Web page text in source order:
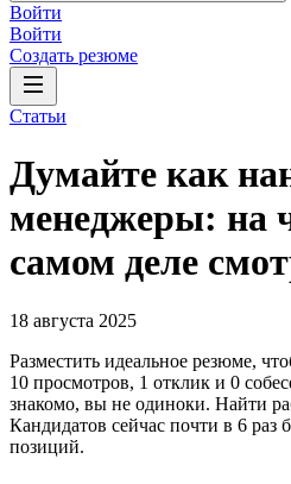
Войти
Войти
Создать резюме
Статьи
Думайте как
менеджеры: на
самом деле
18 августа 2025
Разместить идеальное резюме,
10 просмотров, 1 отклик и 0
знакомо, вы не одиноки. Найти
Кандидатов сейчас почти в 6 раз
позиций.